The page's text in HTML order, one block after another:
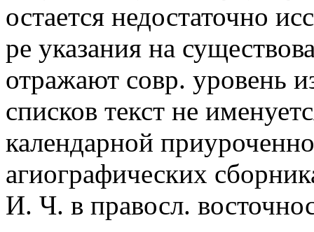
остается недостаточно
ре указания на
отражают совр. уровень
списков текст не
календарной
агиографических
И. Ч. в правосл.